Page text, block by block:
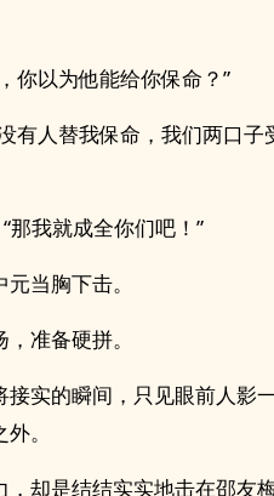
你以为他能给你保命？”
有人替我保命，我们两口子
那我就成全你们吧！”
当胸下击。
准备硬拼。
实的瞬间，只见眼前人影
。
却是结结实实地击在邵友梅